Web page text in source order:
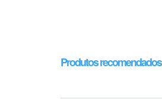
Produtos recomendados